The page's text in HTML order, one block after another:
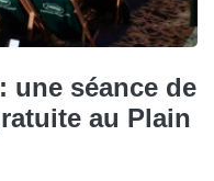
une séance de
au Plain